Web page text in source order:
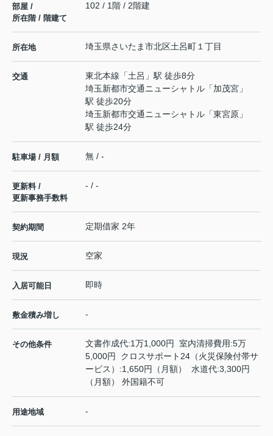
部屋 /
所在階 / 階建て
102 / 1階 / 2階建
所在地 埼玉県さいたま市北区土呂町 １丁目
交通 東北本線 「土呂 」駅 徒歩8分
埼玉新都市交通ニューシャトル 「加茂宮 」
駅 徒歩20分
埼玉新都市交通ニューシャトル 「東宮原 」
駅 徒歩24分
駐車場 / 月額 無 / -
更新料 /
更新事務手数料
- / -
契約期間 定期借家 2年
現況 空家
入居可能日 即時
敷金積み増し -
その他条件
文書作成代:1万1,000円 室内清掃費用:5万
5,000円 クロスサポート24（火災保険付帯サ
ービス）:1,650円（月額） 水道代:3,300円
（月額） 外国籍不可
用途地域 -